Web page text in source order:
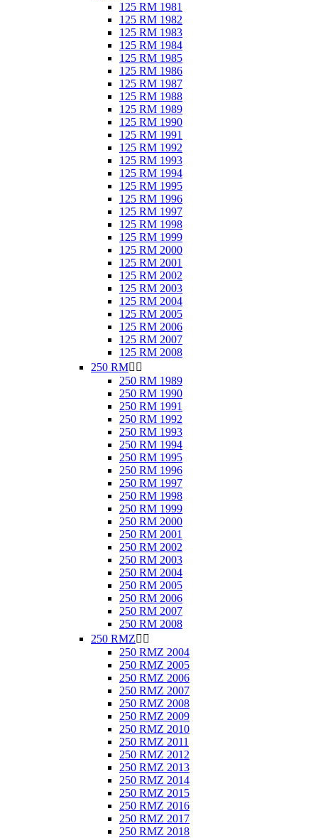
125 RM 1981
125 RM 1982
125 RM 1983
125 RM 1984
125 RM 1985
125 RM 1986
125 RM 1987
125 RM 1988
125 RM 1989
125 RM 1990
125 RM 1991
125 RM 1992
125 RM 1993
125 RM 1994
125 RM 1995
125 RM 1996
125 RM 1997
125 RM 1998
125 RM 1999
125 RM 2000
125 RM 2001
125 RM 2002
125 RM 2003
125 RM 2004
125 RM 2005
125 RM 2006
125 RM 2007
125 RM 2008
250 RM 
250 RM 1989
250 RM 1990
250 RM 1991
250 RM 1992
250 RM 1993
250 RM 1994
250 RM 1995
250 RM 1996
250 RM 1997
250 RM 1998
250 RM 1999
250 RM 2000
250 RM 2001
250 RM 2002
250 RM 2003
250 RM 2004
250 RM 2005
250 RM 2006
250 RM 2007
250 RM 2008
250 RMZ 
250 RMZ 2004
250 RMZ 2005
250 RMZ 2006
250 RMZ 2007
250 RMZ 2008
250 RMZ 2009
250 RMZ 2010
250 RMZ 2011
250 RMZ 2012
250 RMZ 2013
250 RMZ 2014
250 RMZ 2015
250 RMZ 2016
250 RMZ 2017
250 RMZ 2018